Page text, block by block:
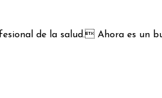
de la salud. Ahora es un